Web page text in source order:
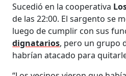
Sucedió en la cooperativa
de las 22:00. El sargento se
luego de cumplir con sus
dignatarios, pero un grupo
habrían atacado para